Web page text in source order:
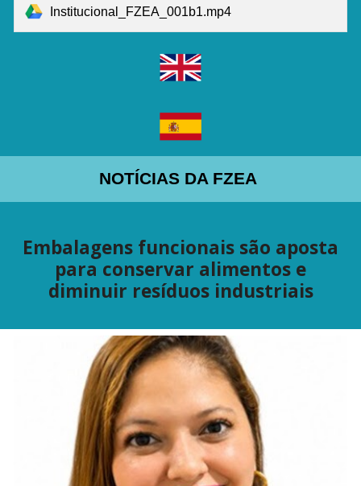
Institucional_FZEA_001b1.mp4
NOTÍCIAS DA FZEA
Embalagens funcionais são aposta
para conservar alimentos e
diminuir resíduos industriais